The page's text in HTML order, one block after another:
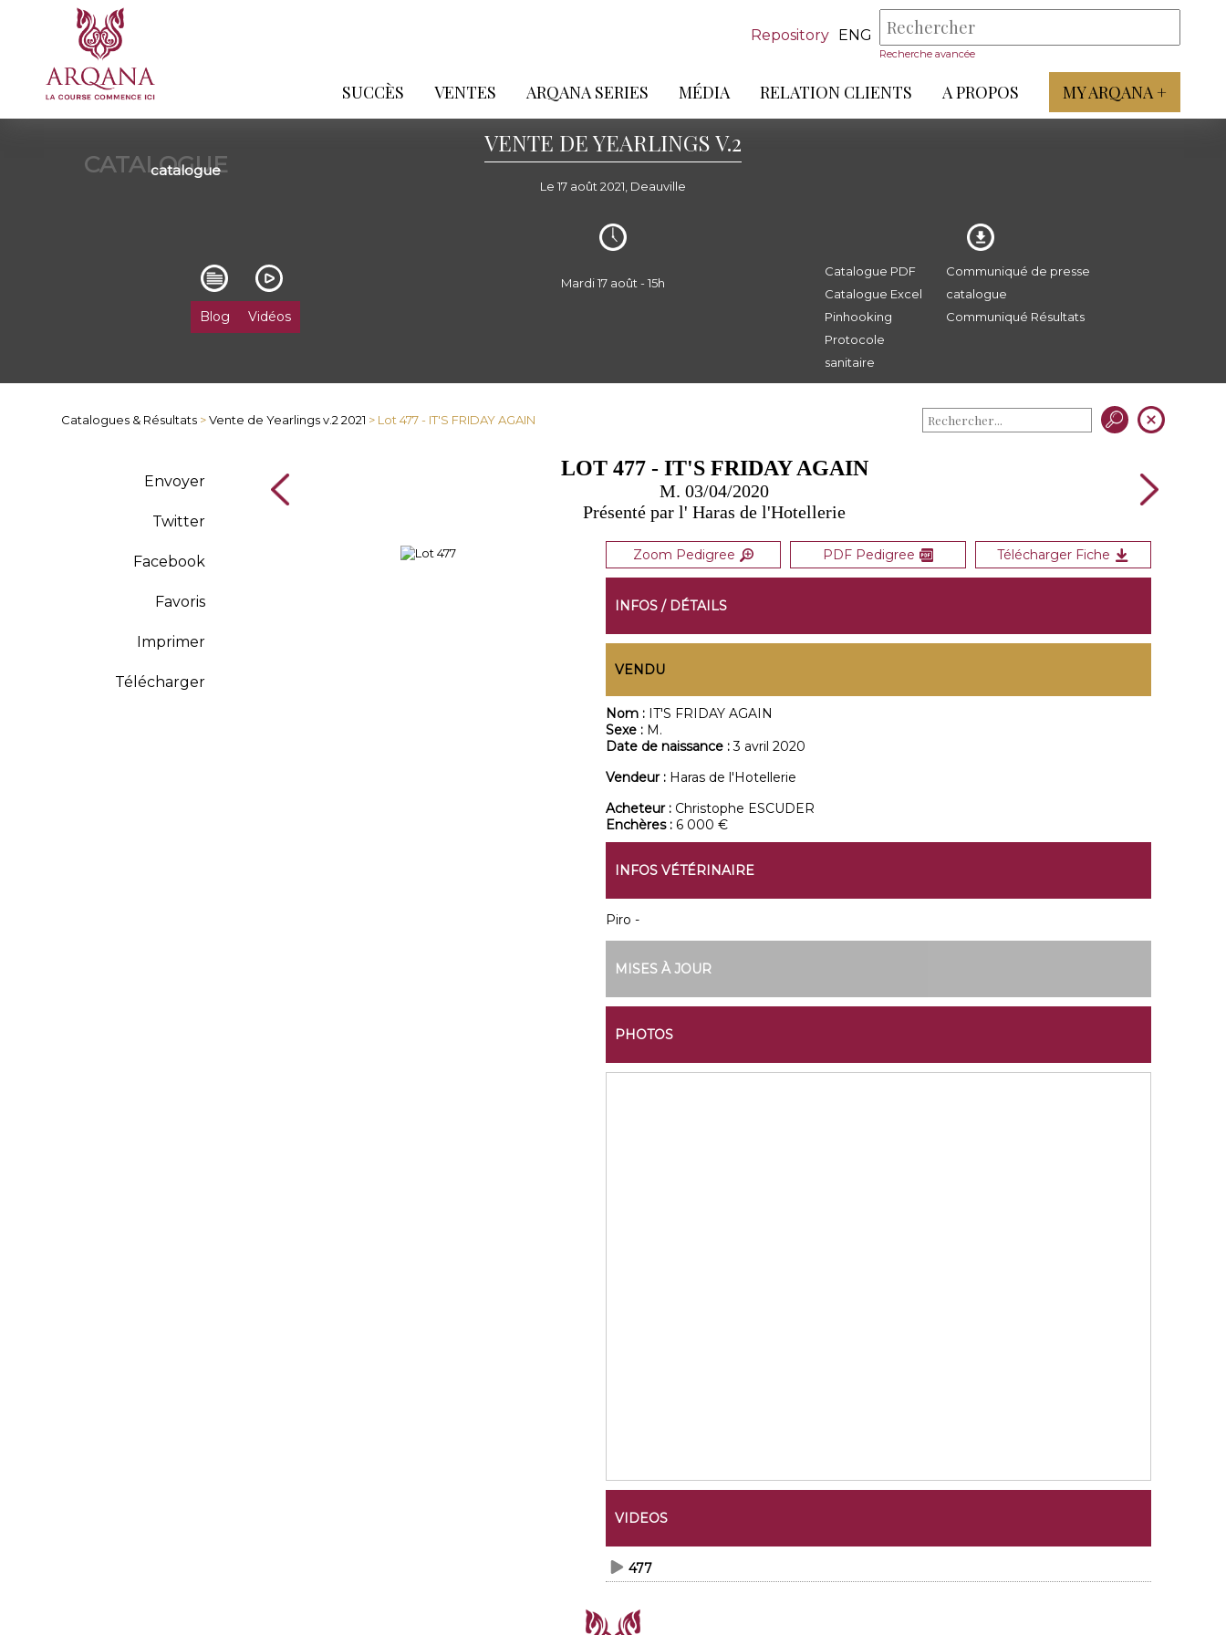
Repository ENG
Recherche avancée
SUCCÈS VENTES ARQANA SERIES MÉDIA RELATION CLIENTS A PROPOS MY ARQANA +
CATALOGUE
catalogue
VENTE DE YEARLINGS V.2
Le 17 août 2021, Deauville
Blog Vidéos
Mardi 17 août - 15h
Catalogue PDF
Catalogue Excel
Pinhooking
Protocole
sanitaire
Communiqué de presse
catalogue
Communiqué Résultats
Catalogues & Résultats >Vente de Yearlings v.2 2021 > Lot 477 - IT'S FRIDAY AGAIN
Envoyer
Twitter
Facebook
Favoris
Imprimer
Télécharger
LOT 477 - IT'S FRIDAY AGAIN
M. 03/04/2020
Présenté par l' Haras de l'Hotellerie
Zoom Pedigree PDF Pedigree Télécharger Fiche
INFOS / DÉTAILS
VENDU
Nom : IT'S FRIDAY AGAIN
Sexe : M.
Date de naissance :3 avril 2020
Vendeur : Haras de l'Hotellerie
Acheteur : Christophe ESCUDER
Enchères : 6 000 €
INFOS VÉTÉRINAIRE
Piro -
MISES À JOUR
PHOTOS
VIDEOS
477